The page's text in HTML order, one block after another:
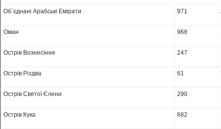
Об`єднані Арабські Емірати 971
Оман 968
Острів Вознесіння 247
Острів Різдва 61
Острів Святої Єлени 290
Острів Кука 682